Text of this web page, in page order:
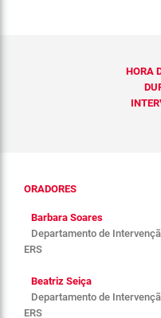
HORA
ORADORES
Barbara Soares
Departamento de
ERS
Beatriz Seiça
Departamento de
ERS